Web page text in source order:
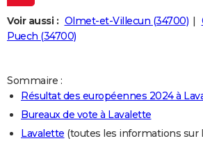
Essais
Réserver un essai
Citadines
Berlines
SUV
Forum auto
+
HIGH-TECH
Mobiles
Meilleur smartphone
Internet
Ordinateurs
Jeux vidéo
Guide high-tech
+
BRICOLAGE
Guides de France
Escapades
Patrimoine
Expositions
Musées
Week-end nature
LIFESTYLE
Art de vivre
Bien-être
Loisirs
Mode
Modes de vie
Voir aussi : Olmet-et-Villecun (34700)
Puech (34700)
Sommaire :
Résultat des européennes 2024 à
Bureaux de vote à Lavalette
Lavalette (toutes les informations sur